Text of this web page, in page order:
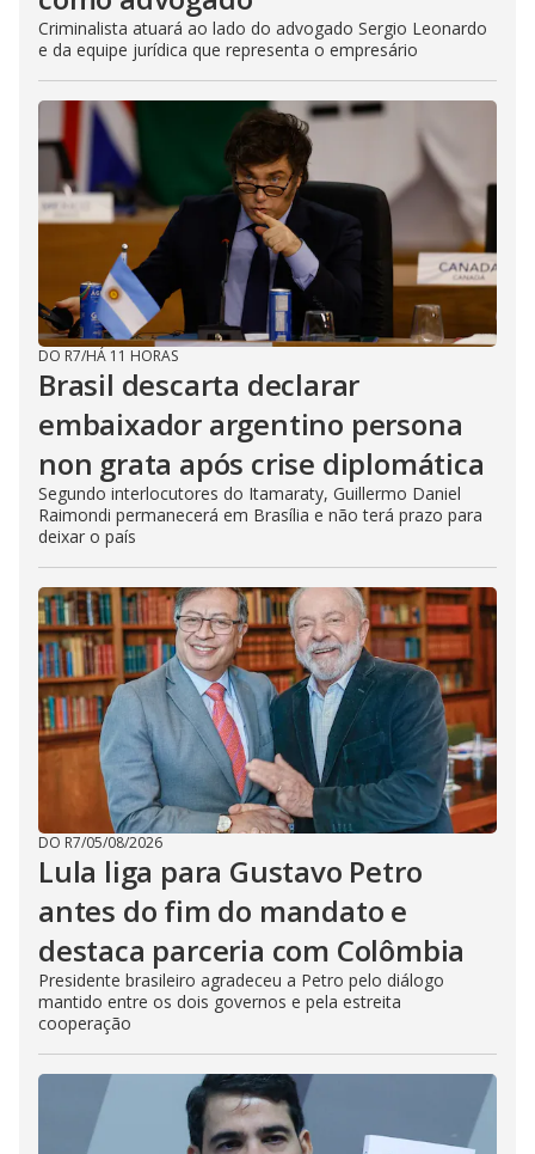
Criminalista atuará ao lado do advogado Sergio Leonardo
e da equipe jurídica que representa o empresário
DO R7/HÁ 11 HORAS
Brasil descarta declarar
embaixador argentino persona
non grata após crise diplomática
Segundo interlocutores do Itamaraty, Guillermo Daniel
Raimondi permanecerá em Brasília e não terá prazo para
deixar o país
DO R7/05/08/2026
Lula liga para Gustavo Petro
antes do fim do mandato e
destaca parceria com Colômbia
Presidente brasileiro agradeceu a Petro pelo diálogo
mantido entre os dois governos e pela estreita
cooperação